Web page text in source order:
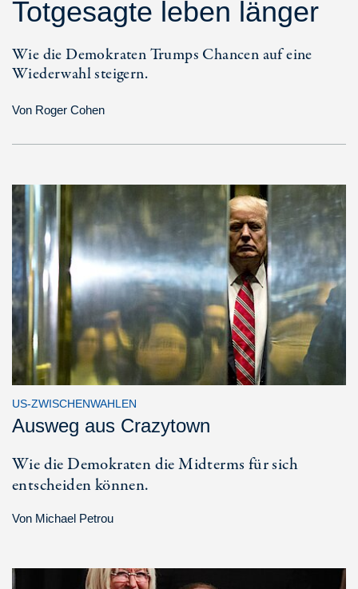
Totgesagte leben länger
Wie die Demokraten Trumps Chancen auf eine
Wiederwahl steigern.
Von Roger Cohen
US-ZWISCHENWAHLEN
Ausweg aus Crazytown
Wie die Demokraten die Midterms für sich
entscheiden können.
Von Michael Petrou